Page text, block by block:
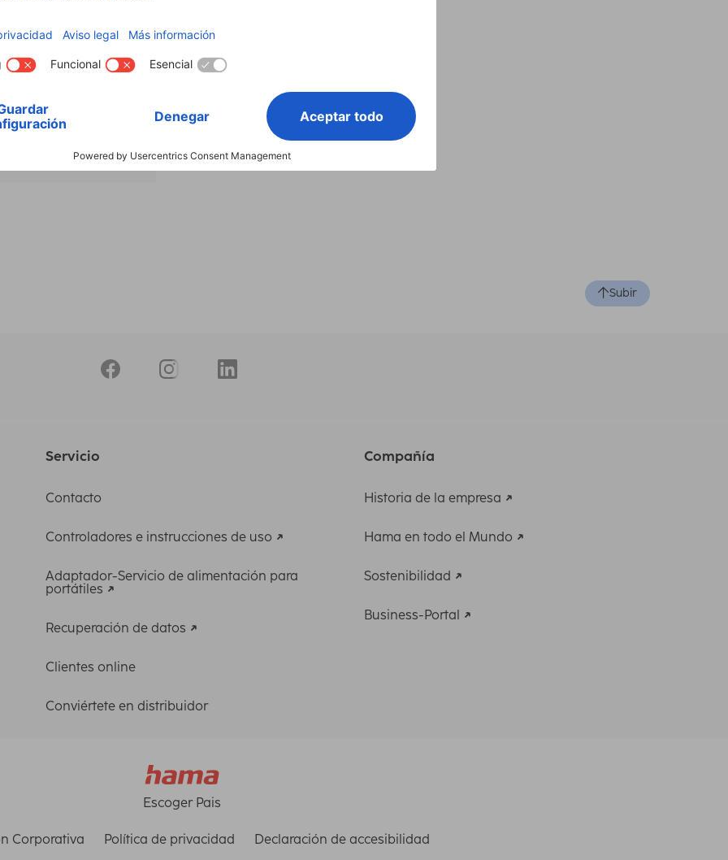
que
buscas?
nuestros
productos
Subir
Servicio
Contacto
Controladores e instrucciones de uso
Adaptador-Servicio de alimentación para
portátiles
Recuperación de datos
Clientes online
Conviértete en distribuidor
Compañía
Historia de la empresa
Hama en todo el Mundo
Sostenibilidad
Business-Portal
Escoger Pais
Corporativa Política de privacidad Declaración de accesibilidad